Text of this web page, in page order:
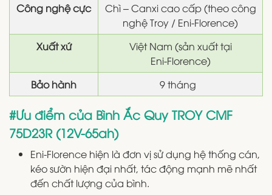
Công nghệ cực
Chì – Canxi cao cấp (theo công
nghệ Troy / Eni‑Florence)
Xuất xứ
Việt Nam (sản xuất tại
Eni‑Florence)
Bảo hành
9 tháng
#Ưu điểm của Bình Ắc Quy TROY CMF
75D23R (12V-65ah)
Eni-Florence hiện là đơn vị sử dụng hệ thống cán,
kéo sườn hiện đại nhất, tác động mạnh mẽ nhất
đến chất lượng của bình.